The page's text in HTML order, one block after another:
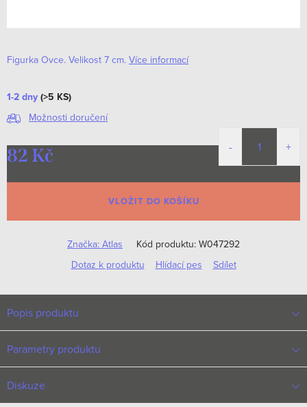
Figurka Ovce. Velikost 7 cm. Více informací
1-2 dny (>5 KS)
Možnosti doručení
82 Kč
cena:
VLOŽIT DO KOŠÍKU
Značka: Atlas Kód produktu: W047292
Dotaz k produktu
Hlídací pes Sdílet
Popis produktu
Parametry produktu
Diskuze